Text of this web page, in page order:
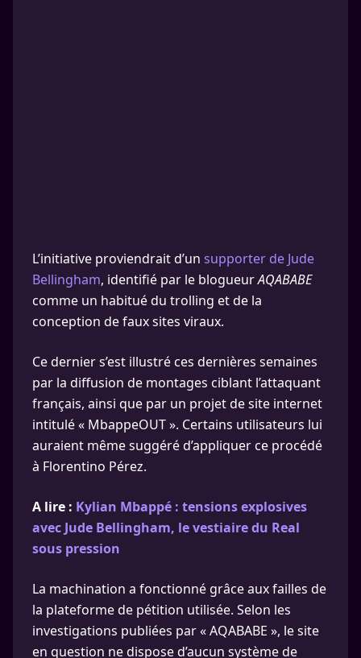
L’initiative proviendrait d’un supporter de Jude
Bellingham, identifié par le blogueurAQABABE
comme un habitué du trolling et de la
conception de faux sites viraux.
Ce dernier s’est illustré ces dernières semaines
par la diffusion de montages ciblant l’attaquant
français, ainsi que par un projet de site internet
intitulé « MbappeOUT ». Certains utilisateurs lui
auraient même suggéré d’appliquer ce procédé
à Florentino Pérez.
A lire : Kylian Mbappé : tensions explosives
avec Jude Bellingham, le vestiaire du Real
sous pression
La machination a fonctionné grâce aux failles de
la plateforme de pétition utilisée. Selon les
investigations publiées par « AQABABE », le site
en question ne dispose d’aucun système de